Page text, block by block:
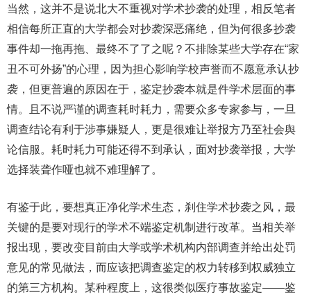
当然，这并不是说北大不重视对学术抄袭的处理，相反笔者
相信每所正直的大学都会对抄袭深恶痛绝，但为何很多抄袭
事件却一拖再拖、最终不了了之呢？不排除某些大学存在“家
丑不可外扬”的心理，因为担心影响学校声誉而不愿意承认抄
袭，但更普遍的原因在于，鉴定抄袭本就是件学术层面的事
情。且不说严谨的调查耗时耗力，需要众多专家参与，一旦
调查结论有利于涉事嫌疑人，更是很难让举报方乃至社会舆
论信服。耗时耗力可能还得不到承认，面对抄袭举报，大学
选择装聋作哑也就不难理解了。
有鉴于此，要想真正净化学术生态，刹住学术抄袭之风，最
关键的是要对现行的学术不端鉴定机制进行改革。当相关举
报出现，要改变目前由大学或学术机构内部调查并给出处罚
意见的常见做法，而应该把调查鉴定的权力转移到权威独立
的第三方机构。某种程度上，这很类似医疗事故鉴定——鉴